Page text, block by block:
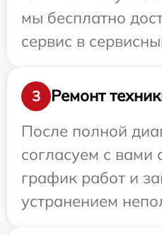
мы бесплатно
сервис в
3
Ремонт
После полной
согласуем с вами
график работ и
устранением